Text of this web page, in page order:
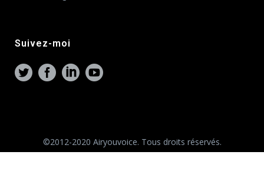
Suivez-moi
©2012-2020 Airyouvoice. Tous droits réservés.